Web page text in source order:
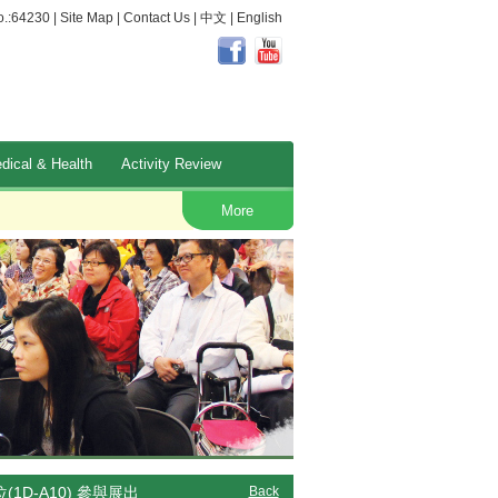
| Site Map| Contact Us| 中文 English
& Health Activity Review
Occupational Safety and Health
More
(1D-A10) 參與展出 Back